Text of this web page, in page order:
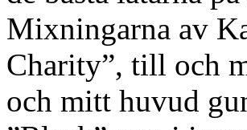
Mixningarna av
Charity”, till och
och mitt huvud